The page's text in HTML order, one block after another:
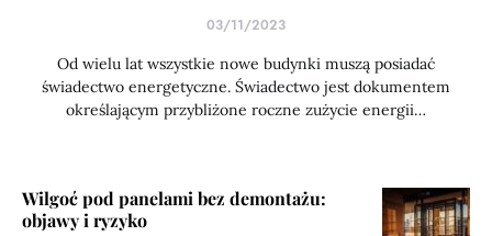
03/11/2023
Od wielu lat wszystkie nowe budynki muszą posiadać
świadectwo energetyczne. Świadectwo jest dokumentem
określającym przybliżone roczne zużycie energii…
Wilgoć pod panelami bez demontażu:
objawy i ryzyko